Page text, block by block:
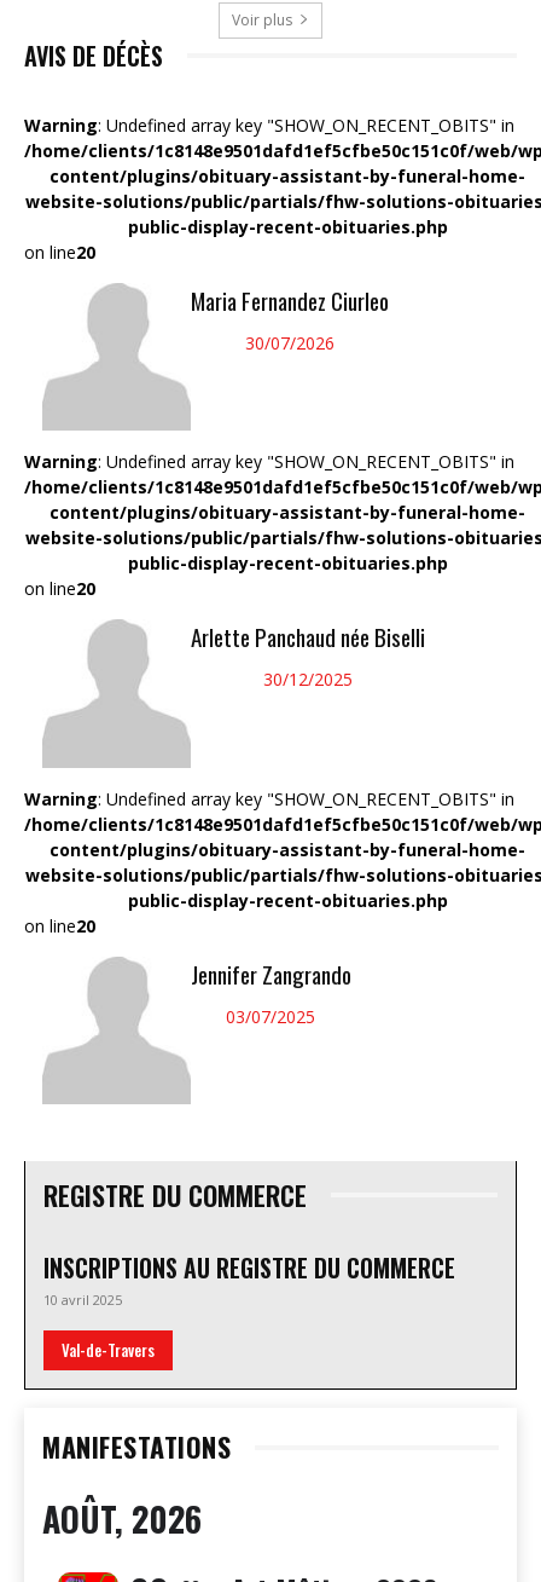
Voir plus
AVIS DE DÉCÈS
Warning: Undefined array key "SHOW_ON_RECENT_OBITS" in
/home/clients/1c8148e9501dafd1ef5cfbe50c151c0f/web/
content/plugins/obituary-assistant-by-funeral-home-
website-solutions/public/partials/fhw-solutions-
public-display-recent-obituaries.php
on line20
Maria Fernandez Ciurleo
30/07/2026
Warning: Undefined array key "SHOW_ON_RECENT_OBITS" in
/home/clients/1c8148e9501dafd1ef5cfbe50c151c0f/web/
content/plugins/obituary-assistant-by-funeral-home-
website-solutions/public/partials/fhw-solutions-
public-display-recent-obituaries.php
on line20
Arlette Panchaud née Biselli
30/12/2025
Warning: Undefined array key "SHOW_ON_RECENT_OBITS" in
/home/clients/1c8148e9501dafd1ef5cfbe50c151c0f/web/
content/plugins/obituary-assistant-by-funeral-home-
website-solutions/public/partials/fhw-solutions-
public-display-recent-obituaries.php
on line20
Jennifer Zangrando
03/07/2025
REGISTRE DU COMMERCE
INSCRIPTIONS AU REGISTRE DU COMMERCE
10 avril 2025
Val-de-Travers
MANIFESTATIONS
AOÛT, 2026